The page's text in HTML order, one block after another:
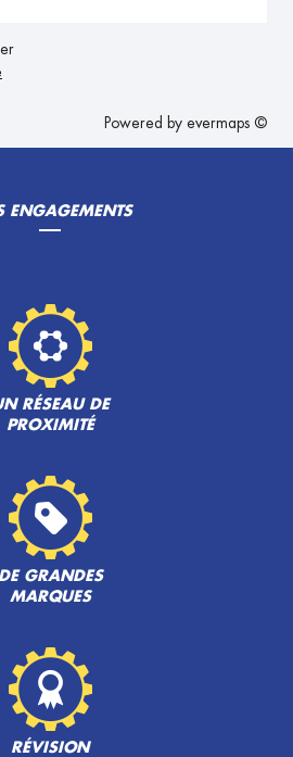
Powered by evermaps ©
ENGAGEMENTS
RÉSEAU DE
PROXIMITÉ
DE GRANDES
MARQUES
RÉVISION